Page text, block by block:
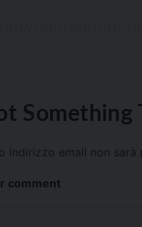
Something
indirizzo email non sarà
comment